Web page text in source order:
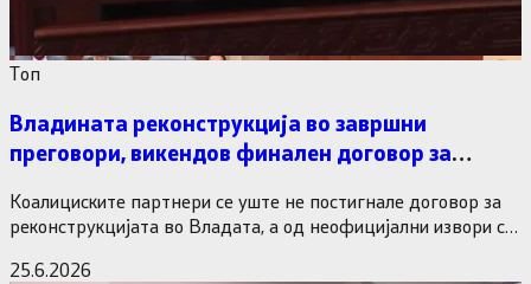
Tоп
Владината реконструкција во завршни
преговори, викендов финален договор за
Коалициските партнери се уште не постигнале договор за
реконструкцијата во Владата, а од неофицијални извори се
25.6.2026